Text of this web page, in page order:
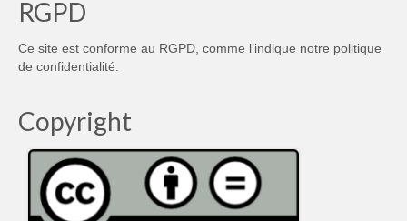
RGPD
Ce site est conforme au RGPD, comme l’indique notre politique
de confidentialité
Copyright